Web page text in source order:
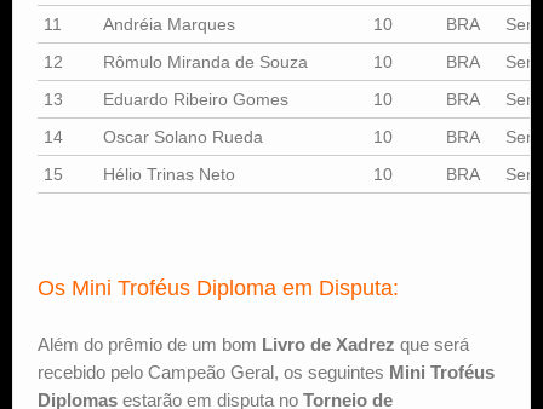
11
Andréia Marques 10 BRA
12
Rômulo Miranda de Souza 10 BRA
13
Eduardo Ribeiro Gomes 10 BRA
14
Oscar Solano Rueda 10 BRA
15
Hélio Trinas Neto 10 BRA
Os Mini Troféus Diploma em Disputa:
Além do prêmio de um bom Livro de Xadrez que será
recebido pelo Campeão Geral, os seguintes Mini Troféus
Diplomas estarão em disputa no Torneio de